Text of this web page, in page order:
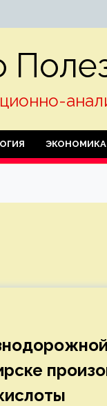
ЭКОНОМИКА